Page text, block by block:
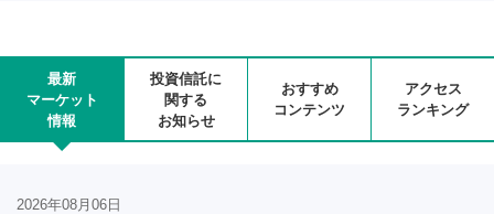
最新
マーケット
情報
投資信託に
関する
お知らせ
おすすめ
コンテンツ
アクセス
ランキング
2026年08月06日